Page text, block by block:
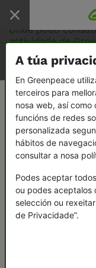
Inicio
Onde podo
actividade de
Onde podo
Podes
< Volver
A túa
En Greenpeace
terceiros para
nosa web, así
funcións de redes
personalizada
hábitos de
consultar a nosa
Podes aceptar
ou podes aceptalos
selección ou
de Privacidade”.